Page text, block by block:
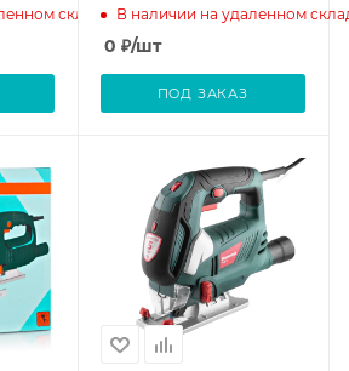
складе В наличии на удаленном
0 ₽/шт
ПОД ЗАКАЗ